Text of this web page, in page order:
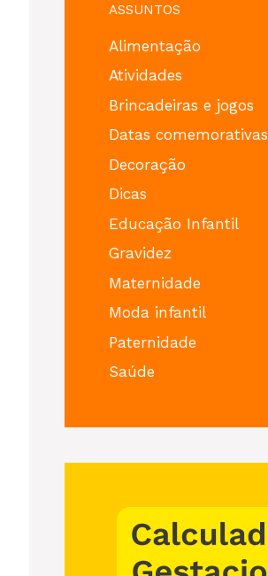
ASSUNTOS
Alimentação
Atividades
Brincadeiras e jogos
Datas comemorativas
Decoração
Dicas
Educação Infantil
Gravidez
Maternidade
Moda infantil
Paternidade
Saúde